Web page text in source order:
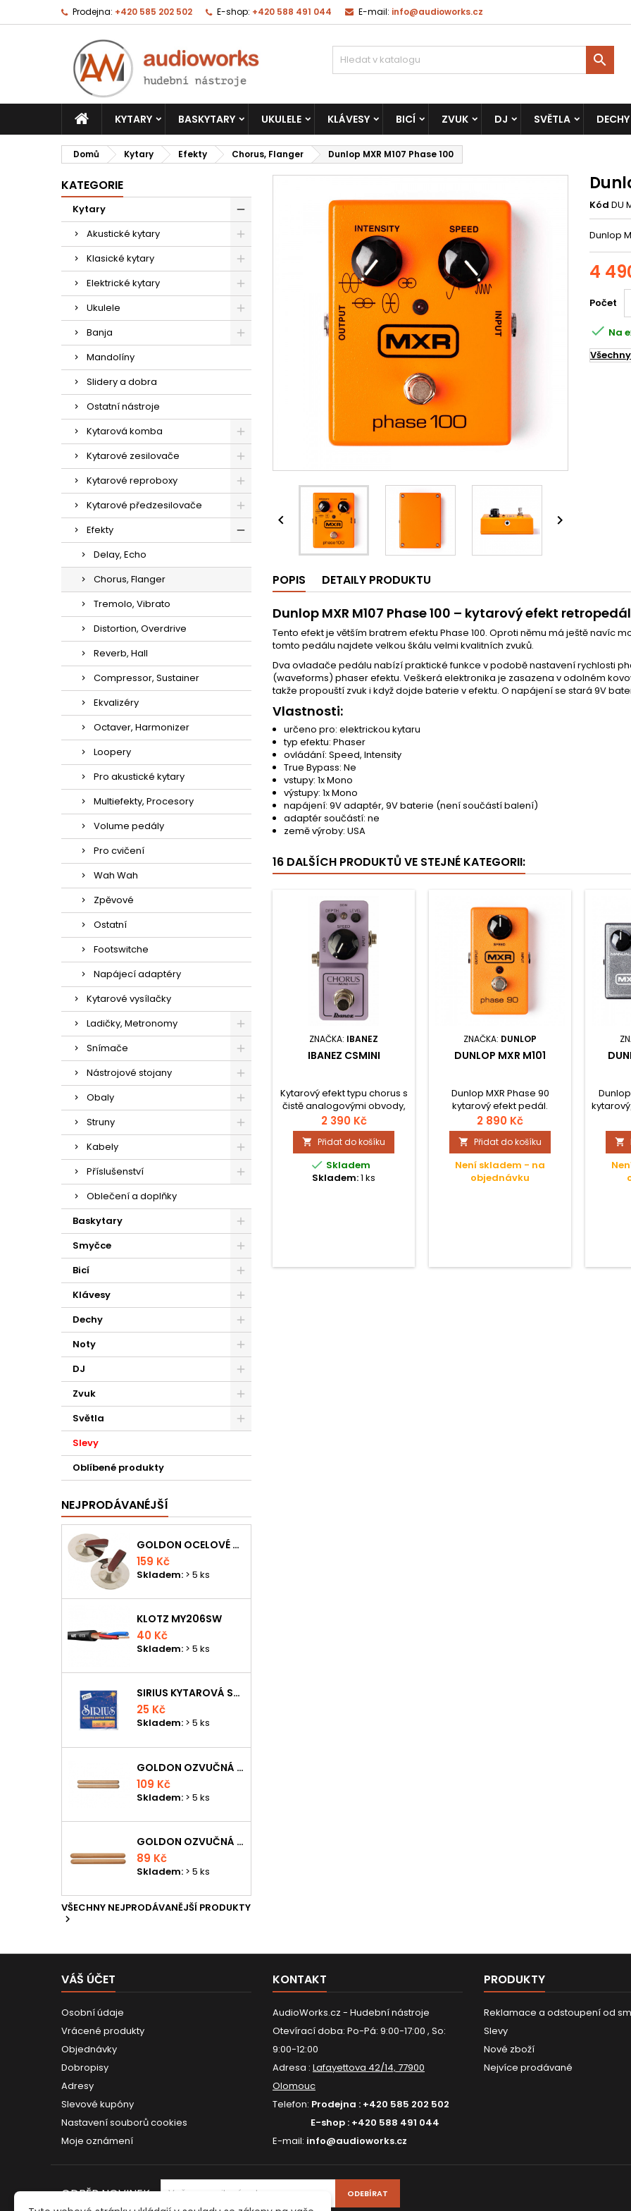
Prodejna: +420 585 202 502 E-shop: +420 588 491 044 E-mail: info@audioworks.cz

KYTARY BASKYTARY UKULELE KLÁVESY BICÍ ZVUK DJ SVĚTLA DECHY
Domů Kytary Efekty Chorus, Flanger Dunlop MXR M107 Phase 100
KATEGORIE
Kytary
Akustické kytary
Klasické kytary
Elektrické kytary
Ukulele
Banja
Mandolíny
Slidery a dobra
Ostatní nástroje
Kytarová komba
Kytarové zesilovače
Kytarové reproboxy
Kytarové předzesilovače
Efekty
Delay, Echo
Chorus, Flanger
Tremolo, Vibrato
Distortion, Overdrive
Reverb, Hall
Compressor, Sustainer
Ekvalizéry
Octaver, Harmonizer
Loopery
Pro akustické kytary
Multiefekty, Procesory
Volume pedály
Pro cvičení
Wah Wah
Zpěvové
Ostatní
Footswitche
Napájecí adaptéry
Kytarové vysílačky
Ladičky, Metronomy
Snímače
Nástrojové stojany
Obaly
Struny
Kabely
Příslušenství
Oblečení a doplňky
Baskytary
Smyčce
Bicí
Klávesy
Dechy
Noty
DJ
Zvuk
Světla
Slevy
Oblíbené produkty
NEJPRODÁVANÉJŠÍ
GOLDON OCELOVÉ PRSTOVÉ ČINELKY
159 Kč
Skladem: > 5 ks
KLOTZ MY206SW
40 Kč
Skladem: > 5 ks
SIRIUS KYTAROVÁ STRUNA
25 Kč
Skladem: > 5 ks
GOLDON OZVUČNÁ DŘÍVKA 18 X 200MM
109 Kč
Skladem: > 5 ks
GOLDON OZVUČNÁ DŘÍVKA 15 X 150MM
89 Kč
Skladem: > 5 ks
VŠECHNY NEJPRODÁVANĚJŠÍ PRODUKTY

 
Kód DU
Dunlop
4
Počet
 Na
POPIS DETAILY PRODUKTU
Dunlop MXR M107 Phase 100 – kytarový efekt retropedál
Tento efekt je větším bratrem efektu Phase 100. Oproti němu má ještě navíc
tomto pedálu najdete velkou škálu velmi kvalitních zvuků.
Dva ovladače pedálu nabízí praktické funkce v podobě nastavení rychlosti
(waveforms) phaser efektu. Veškerá elektronika je zasazena v odolném
takže propouští zvuk i když dojde baterie v efektu. O napájení se stará 9V
Vlastnosti:
určeno pro: elektrickou kytaru
typ efektu: Phaser
ovládání: Speed, Intensity
True Bypass: Ne
vstupy: 1x Mono
výstupy: 1x Mono
napájení: 9V adaptér, 9V baterie (není součástí balení)
adaptér součástí: ne
země výroby: USA
16 DALŠÍCH PRODUKTŮ VE STEJNÉ KATEGORII:
ZNAČKA: IBANEZ
IBANEZ CSMINI
Kytarový efekt typu chorus s
čistě analogovými obvody,
který vám díky třem
ovladačům nabídne
poměrně širokou škálu
chorus zvuků.
2 390 Kč
 Přidat do košíku
 Skladem
Skladem:1 ks
ZNAČKA: DUNLOP
DUNLOP MXR M101
Dunlop MXR Phase 90
kytarový efekt pedál.
2 890 Kč
 Přidat do košíku
Není skladem - na
objednávku
Dunlop

VÁŠ ÚČET
Osobní údaje
Vrácené produkty
Objednávky
Dobropisy
Adresy
Slevové kupóny
Nastavení souborů cookies
Moje oznámení
KONTAKT
AudioWorks.cz - Hudební nástroje
Otevírací doba: Po-Pá: 9:00-17:00 , So:
9:00-12:00
Adresa : Lafayettova 42/14, 77900
Olomouc
Telefon: Prodejna : +420 585 202 502
E-shop : +420 588 491 044
E-mail: info@audioworks.cz
PRODUKTY
Reklamace a odstoupení od
Slevy
Nové zboží
Nejvíce prodávané
ODBĚR NOVINEK